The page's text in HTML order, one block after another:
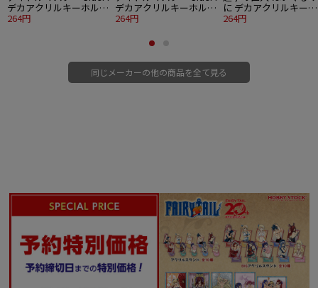
デカアクリルキーホルダ
ー ORIGIN＠L PIECES 硲
264円
デカアクリルキーホルダ
ー ORIGIN@L PIECES 木
264円
に デカアクリルキーホ
ルダー 1 エレン
264円
同じメーカーの他の商品を全て見る